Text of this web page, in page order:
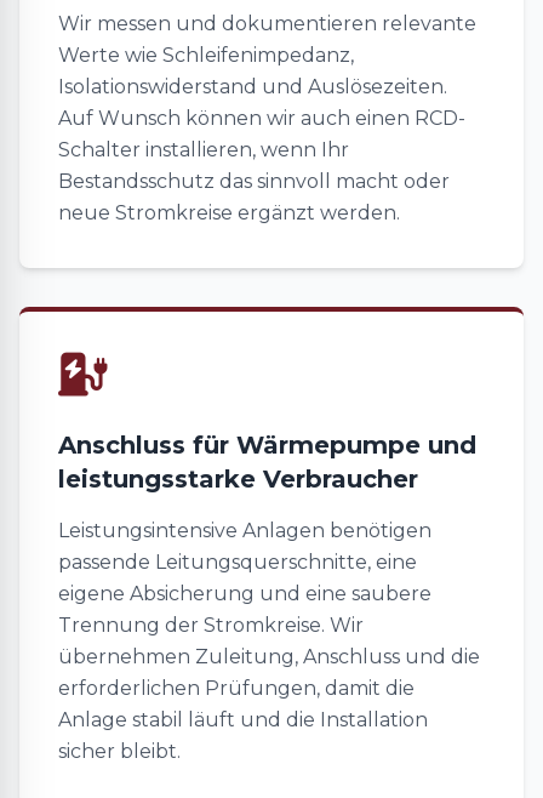
Wir messen und dokumentieren relevante
Werte wie Schleifenimpedanz,
Isolationswiderstand und Auslösezeiten.
Auf Wunsch können wir auch einen RCD-
Schalter installieren, wenn Ihr
Bestandsschutz das sinnvoll macht oder
neue Stromkreise ergänzt werden.
Anschluss für Wärmepumpe und
leistungsstarke Verbraucher
Leistungsintensive Anlagen benötigen
passende Leitungsquerschnitte, eine
eigene Absicherung und eine saubere
Trennung der Stromkreise. Wir
übernehmen Zuleitung, Anschluss und die
erforderlichen Prüfungen, damit die
Anlage stabil läuft und die Installation
sicher bleibt.